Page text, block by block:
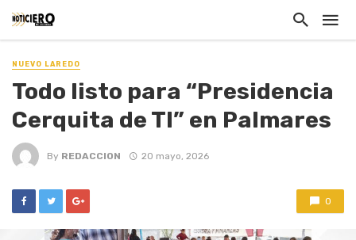
NUEVO LAREDO
Todo listo para “Presidencia
Cerquita de TI” en Palmares
By REDACCION 20 mayo, 2026
0